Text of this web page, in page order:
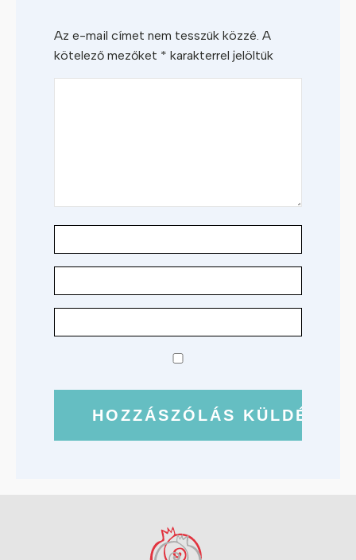
Az e-mail címet nem tesszük közzé. A
kötelező mezőket * karakterrel jelöltük